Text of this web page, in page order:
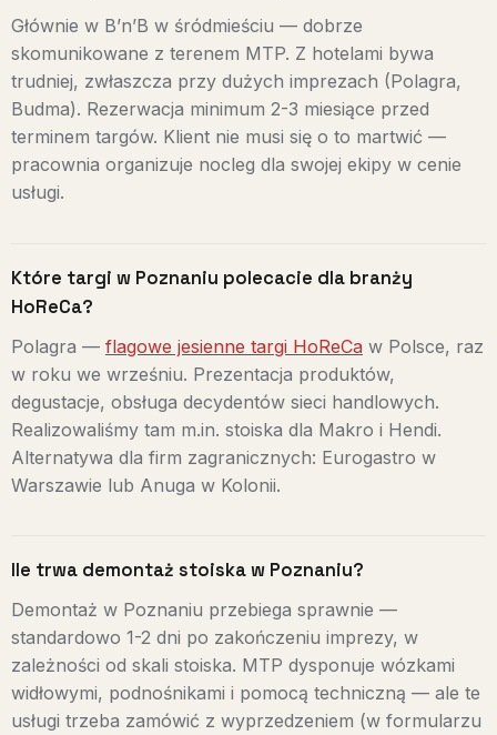
Głównie w B’n’B w śródmieściu — dobrze
skomunikowane z terenem MTP. Z hotelami bywa
trudniej, zwłaszcza przy dużych imprezach (Polagra,
Budma). Rezerwacja minimum 2-3 miesiące przed
terminem targów. Klient nie musi się o to martwić —
pracownia organizuje nocleg dla swojej ekipy w cenie
usługi.
Które targi w Poznaniu polecacie dla branży
HoReCa?
Polagra — flagowe jesienne targi HoReCa w Polsce, raz
w roku we wrześniu. Prezentacja produktów,
degustacje, obsługa decydentów sieci handlowych.
Realizowaliśmy tam m.in. stoiska dla Makro i Hendi.
Alternatywa dla firm zagranicznych: Eurogastro w
Warszawie lub Anuga w Kolonii.
Ile trwa demontaż stoiska w Poznaniu?
Demontaż w Poznaniu przebiega sprawnie —
standardowo 1-2 dni po zakończeniu imprezy, w
zależności od skali stoiska. MTP dysponuje wózkami
widłowymi, podnośnikami i pomocą techniczną — ale te
usługi trzeba zamówić z wyprzedzeniem (w formularzu